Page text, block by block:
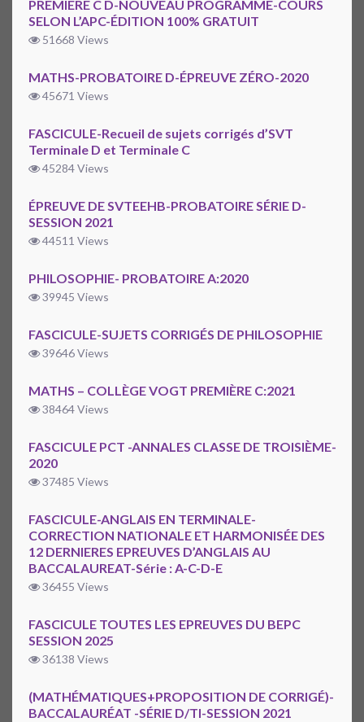
PREMIÈRE C D-NOUVEAU PROGRAMME-COURS
SELON L’APC-ÉDITION 100% GRATUIT
51668 Views
MATHS-PROBATOIRE D-ÉPREUVE ZÉRO-2020
45671 Views
FASCICULE-Recueil de sujets corrigés d’SVT
Terminale D et Terminale C
45284 Views
ÉPREUVE DE SVTEEHB-PROBATOIRE SÉRIE D-
SESSION 2021
44511 Views
PHILOSOPHIE- PROBATOIRE A:2020
39945 Views
FASCICULE-SUJETS CORRIGÉS DE PHILOSOPHIE
39646 Views
MATHS – COLLÈGE VOGT PREMIÈRE C:2021
38464 Views
FASCICULE PCT -ANNALES CLASSE DE TROISIÈME-
2020
37485 Views
FASCICULE-ANGLAIS EN TERMINALE-
CORRECTION NATIONALE ET HARMONISÉE DES
12 DERNIERES EPREUVES D’ANGLAIS AU
BACCALAUREAT-Série : A-C-D-E
36455 Views
FASCICULE TOUTES LES EPREUVES DU BEPC
SESSION 2025
36138 Views
(MATHÉMATIQUES+PROPOSITION DE CORRIGÉ)-
BACCALAURÉAT -SÉRIE D/TI-SESSION 2021